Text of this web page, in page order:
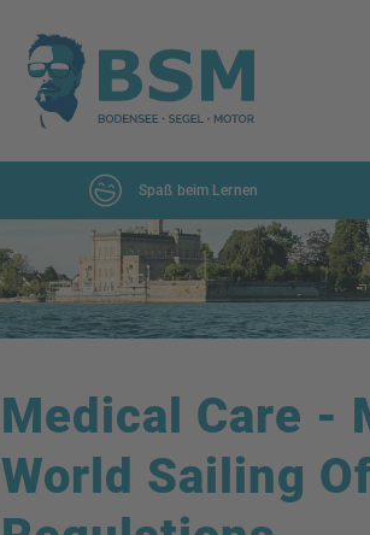
Spaß beim Lernen
Medical Care -
World Sailing